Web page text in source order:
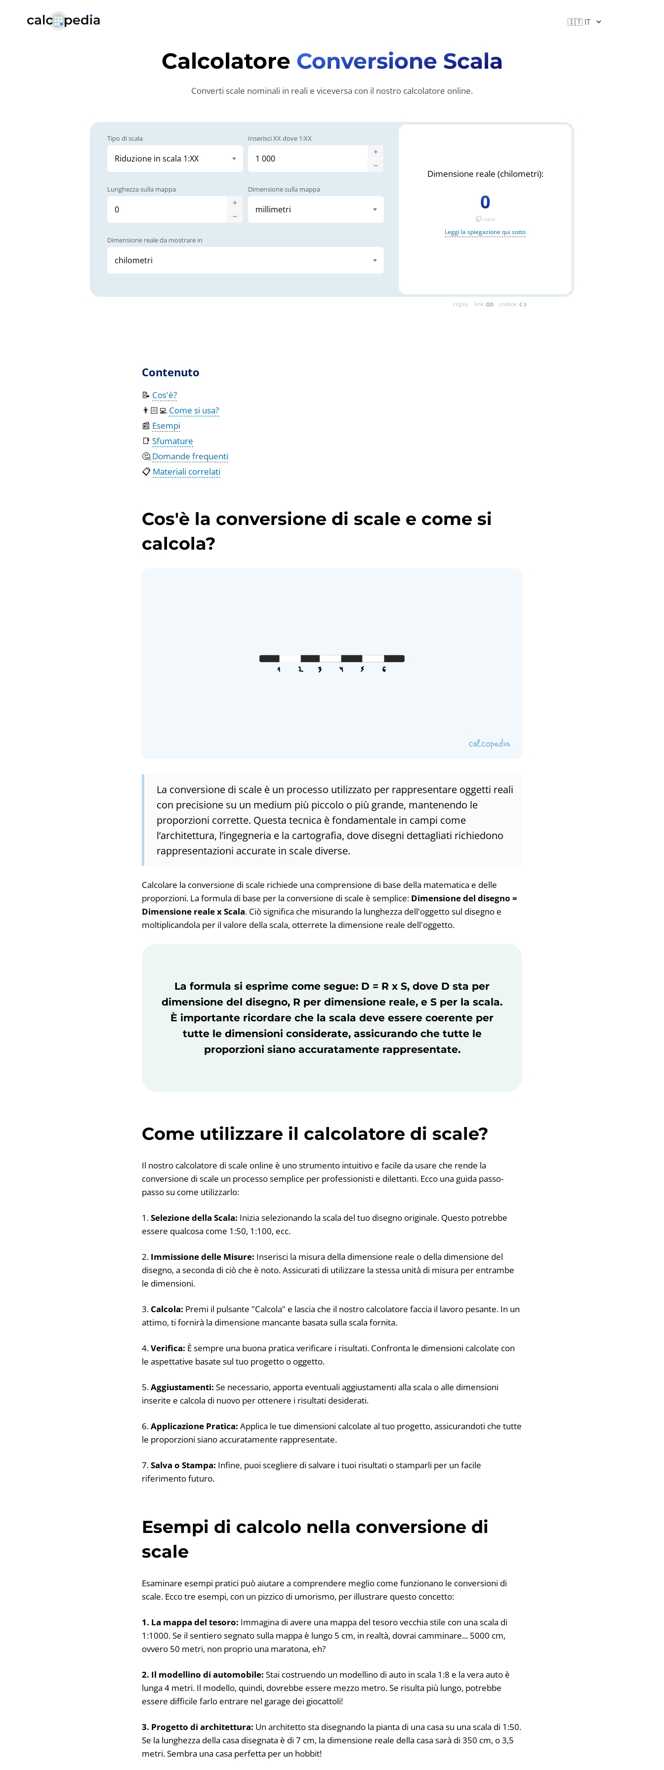
Calcolatore Conversione Scala
Converti scale nominali in reali e viceversa con il nostro calcolatore online.
Tipo di scala Inserisci XX dove 1:XX
Lunghezza sulla mappa Dimensione sulla mappa
Dimensione reale da mostrare in
Dimensione reale (chilometri):
0
content_copycopia
Leggi la spiegazione qui sotto
copia: link link codice code
Contenuto
📝 Cos'è?
👨🏻‍💻 Come si usa?
📰 Esempi
📑 Sfumature
🤔 Domande frequenti
📋 Materiali correlati
Cos'è la conversione di scale e come si
calcola?
La conversione di scale è un processo utilizzato per rappresentare oggetti reali
con precisione su un medium più piccolo o più grande, mantenendo le
proporzioni corrette. Questa tecnica è fondamentale in campi come
l’architettura, l’ingegneria e la cartografia, dove disegni dettagliati richiedono
rappresentazioni accurate in scale diverse.
Calcolare la conversione di scale richiede una comprensione di base della matematica e delle
proporzioni. La formula di base per la conversione di scale è semplice: Dimensione del disegno =
Dimensione reale x Scala. Ciò significa che misurando la lunghezza dell'oggetto sul disegno e
moltiplicandola per il valore della scala, otterrete la dimensione reale dell'oggetto.
La formula si esprime come segue: D = R x S, dove D sta per
dimensione del disegno, R per dimensione reale, e S per la scala.
È importante ricordare che la scala deve essere coerente per
tutte le dimensioni considerate, assicurando che tutte le
proporzioni siano accuratamente rappresentate.
Come utilizzare il calcolatore di scale?
Il nostro calcolatore di scale online è uno strumento intuitivo e facile da usare che rende la
conversione di scale un processo semplice per professionisti e dilettanti. Ecco una guida passo-
passo su come utilizzarlo:
1.Selezione della Scala: Inizia selezionando la scala del tuo disegno originale. Questo potrebbe
essere qualcosa come 1:50, 1:100, ecc.
2. Immissione delle Misure: Inserisci la misura della dimensione reale o della dimensione del
disegno, a seconda di ciò che è noto. Assicurati di utilizzare la stessa unità di misura per entrambe
le dimensioni.
3. Calcola: Premi il pulsante "Calcola" e lascia che il nostro calcolatore faccia il lavoro pesante. In un
attimo, ti fornirà la dimensione mancante basata sulla scala fornita.
4.Verifica: È sempre una buona pratica verificare i risultati. Confronta le dimensioni calcolate con
le aspettative basate sul tuo progetto o oggetto.
5.Aggiustamenti: Se necessario, apporta eventuali aggiustamenti alla scala o alle dimensioni
inserite e calcola di nuovo per ottenere i risultati desiderati.
6.Applicazione Pratica: Applica le tue dimensioni calcolate al tuo progetto, assicurandoti che tutte
le proporzioni siano accuratamente rappresentate.
7.Salva o Stampa: Infine, puoi scegliere di salvare i tuoi risultati o stamparli per un facile
riferimento futuro.
Esempi di calcolo nella conversione di
scale
Esaminare esempi pratici può aiutare a comprendere meglio come funzionano le conversioni di
scale. Ecco tre esempi, con un pizzico di umorismo, per illustrare questo concetto:
1. La mappa del tesoro: Immagina di avere una mappa del tesoro vecchia stile con una scala di
1:1000. Se il sentiero segnato sulla mappa è lungo 5 cm, in realtà, dovrai camminare... 5000 cm,
ovvero 50 metri, non proprio una maratona, eh?
2. Il modellino di automobile: Stai costruendo un modellino di auto in scala 1:8 e la vera auto è
lunga 4 metri. Il modello, quindi, dovrebbe essere mezzo metro. Se risulta più lungo, potrebbe
essere difficile farlo entrare nel garage dei giocattoli!
3. Progetto di architettura: Un architetto sta disegnando la pianta di una casa su una scala di 1:50.
Se la lunghezza della casa disegnata è di 7 cm, la dimensione reale della casa sarà di 350 cm, o 3,5
metri. Sembra una casa perfetta per un hobbit!